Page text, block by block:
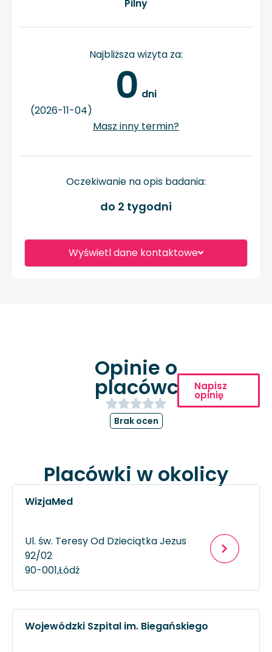
Wyświetl dane kontaktowe
Pilny
Najbliższa wizyta za:
0 dni
(2026-11-04)
Masz inny termin?
Oczekiwanie na opis badania:
do 2 tygodni
Opinie o
placówce
Brak ocen
Napisz
opinię
Placówki w okolicy
WizjaMed
Ul. św. Teresy Od Dzieciątka Jezus
92/02
90-001,Łódź
Wojewódzki Szpital im. Biegańskiego